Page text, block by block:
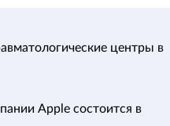
центры в
Apple состоится в